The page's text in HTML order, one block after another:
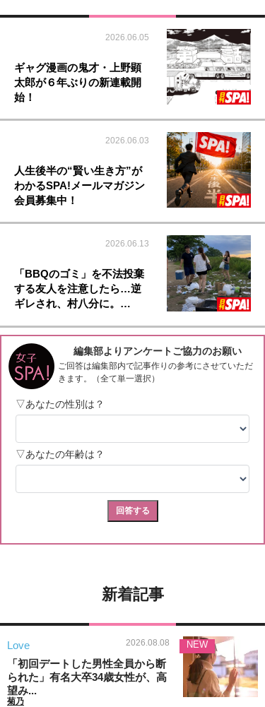
2026.06.05
ギャグ漫画の鬼才・上野顕
太郎が６年ぶりの新連載開
始！
2026.06.03
人生後半の“賢い生き方”が
わかるSPA!メールマガジン
会員募集中！
2026.06.13
「BBQのゴミ」を不法投棄
する友人を注意したら…逆
ギレされ、村八分に。…
新着記事
Love 2026.08.08
「初回デートした男性全員から断
られた」有名大卒34歳女性が、高
望み...
菊乃
NEW